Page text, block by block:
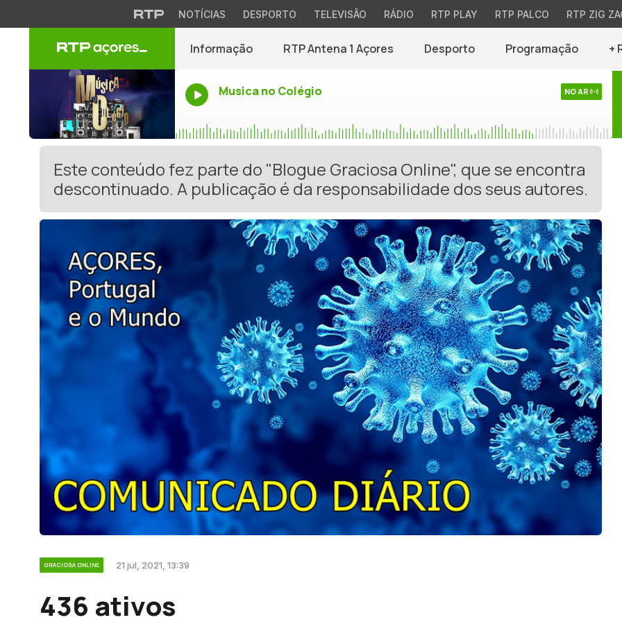
NOTÍCIAS DESPORTO TELEVISÃO RÁDIO RTP PLAY RTP PALCO RTP ZIG
Informação RTP Antena 1 Açores Desporto Programação +
Musica no Colégio NO AR
Este conteúdo fez parte do "Blogue Graciosa Online", que se encontra
descontinuado. A publicação é da responsabilidade dos seus autores.
GRACIOSA ONLINE 21 jul, 2021, 13:39
436 ativos